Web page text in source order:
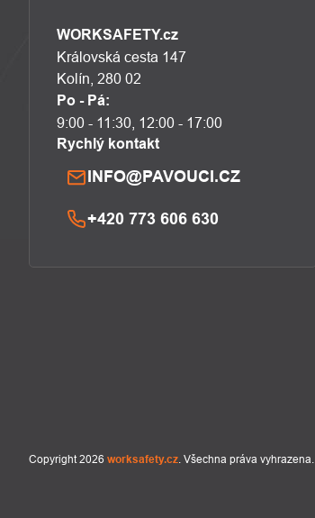
WORKSAFETY.cz
Královská cesta 147
Kolín, 280 02
Po - Pá:
9:00 - 11:30, 12:00 - 17:00
Rychlý kontakt
INFO@PAVOUCI.CZ
+420 773 606 630
Copyright 2026 worksafety.cz. Všechna práva vyhrazena.